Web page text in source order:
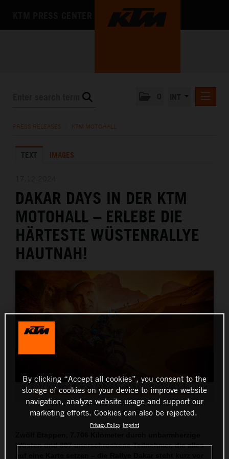
KTM X-BOW
DEUTSCH
ENGLISH
MEDIA
THE COMPANY
PRESS RELEASES KTM MOTOHALL
TEXT IMAGES
DAKAR DAYS IN DER KTM
MOTOHALL – ERLEBE DIE
HÄRTESTE WÜSTENRALLYE
HAUTNAH!
KTM Motohall Special Exhibition Legends of the Dakar
This press release has: 4 Images
Wüsten und 807 unerschrockene Teilnehmer, die alles
By clicking “Accept all cookies”, you consent to the
storage of cookies on your device to improve website
navigation, analyze website usage and support our
marketing efforts. Cookies can also be rejected.
Privacy Policy Imprint